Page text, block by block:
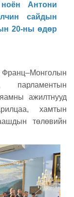
Антони
сайдын
20-ны өдөр
Франц–Монголын
парламентын
ажилтнууд
хамтын
төлөвийн